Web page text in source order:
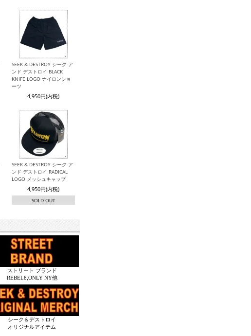
SEEK & DESTROY シーク ア
ンド デストロイ BLACK
KNIFE LOGO ナイロンショ
ーツ
4,950円(内税)
SEEK & DESTROY シーク ア
ンド デストロイ RADICAL
LOGO メッシュキャップ
4,950円(内税)
SOLD OUT
ストリート ブランド
REBEL8,ONLY NY他
シーク＆デストロイ
オリジナルアイテム